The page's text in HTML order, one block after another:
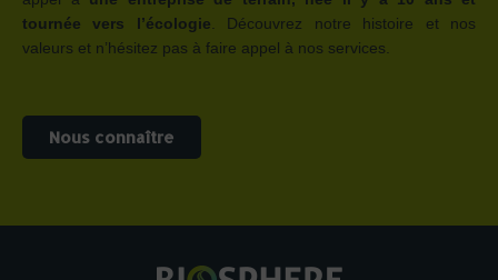
tournée vers l’écologie . Découvrez notre histoire et nos
valeurs et n’hésitez pas à faire appel à nos services.
Nous connaître